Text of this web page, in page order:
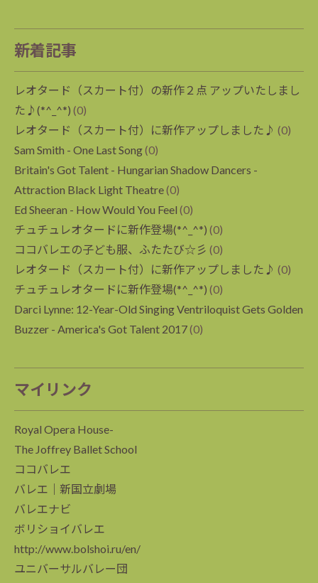
新着記事
レオタード（スカート付）の新作２点 アップいたしまし
た♪(*^_^*) (0)
レオタード（スカート付）に新作アップしました♪ (0)
Sam Smith - One Last Song(0)
Britain's Got Talent - Hungarian Shadow Dancers -
Attraction Black Light Theatre(0)
Ed Sheeran - How Would You Feel (0)
チュチュレオタードに新作登場(*^_^*) (0)
ココバレエの子ども服、ふたたび☆彡 (0)
レオタード（スカート付）に新作アップしました♪ (0)
チュチュレオタードに新作登場(*^_^*) (0)
Darci Lynne: 12-Year-Old Singing Ventriloquist Gets Golden
Buzzer - America's Got Talent 2017(0)
マイリンク
Royal Opera House-
The Joffrey Ballet School
ココバレエ
バレエ｜新国立劇場
バレエナビ
ボリショイバレエ
http://www.bolshoi.ru/en/
ユニバーサルバレー団